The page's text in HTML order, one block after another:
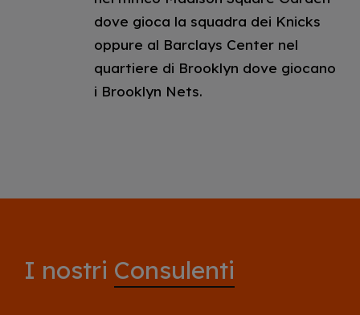
dove gioca la squadra dei Knicks
oppure al Barclays Center nel
quartiere di Brooklyn dove giocano
i Brooklyn Nets.
I nostri Consulenti